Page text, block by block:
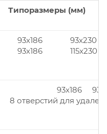
Типоразмеры (мм)
93x186
93x186
93x230
115x230
93x186
8 отверстий для